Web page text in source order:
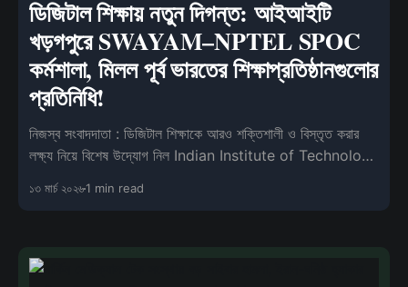
ডিজিটাল শিক্ষায় নতুন দিগন্ত: আইআইটি
খড়গপুরে SWAYAM–NPTEL SPOC
কর্মশালা, মিলল পূর্ব ভারতের শিক্ষাপ্রতিষ্ঠানগুলোর
প্রতিনিধি!
নিজস্ব সংবাদদাতা : ডিজিটাল শিক্ষাকে আরও শক্তিশালী ও বিস্তৃত করার
লক্ষ্য নিয়ে বিশেষ উদ্যোগ নিল Indian Institute of Technology
১৩ মার্চ ২০২৬1 min read